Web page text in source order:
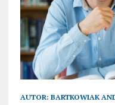
AUTOR: BARTKOWIAK